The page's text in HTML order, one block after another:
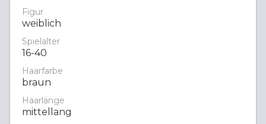
Figur
weiblich
Spielalter
16-40
Haarfarbe
braun
Haarlänge
mittellang